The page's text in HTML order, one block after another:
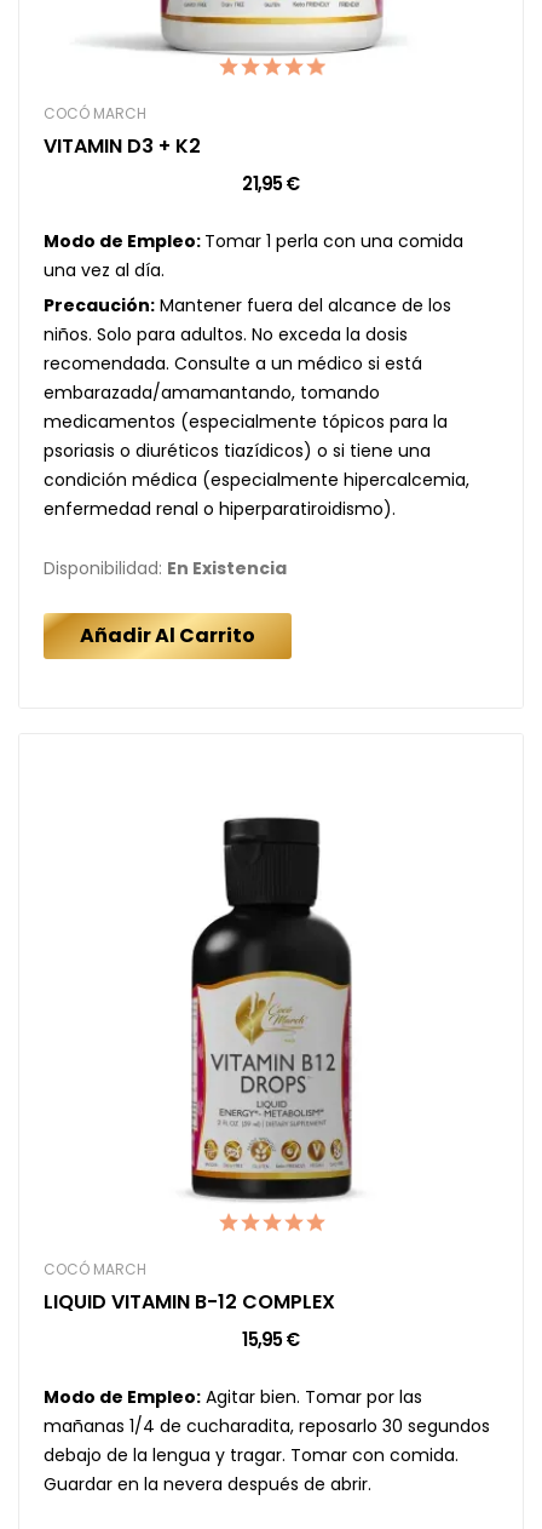
COCÓ MARCH
VITAMIN D3 + K2
21,95 €
Modo de Empleo: Tomar 1 perla con una comida
una vez al día.
Precaución: Mantener fuera del alcance de los
niños. Solo para adultos. No exceda la dosis
recomendada. Consulte a un médico si está
embarazada/amamantando, tomando
medicamentos (especialmente tópicos para la
psoriasis o diuréticos tiazídicos) o si tiene una
condición médica (especialmente hipercalcemia,
enfermedad renal o hiperparatiroidismo).
Disponibilidad: En Existencia
Añadir Al Carrito
COCÓ MARCH
LIQUID VITAMIN B-12 COMPLEX
15,95 €
Modo de Empleo: Agitar bien. Tomar por las
mañanas 1/4 de cucharadita, reposarlo 30 segundos
debajo de la lengua y tragar. Tomar con comida.
Guardar en la nevera después de abrir.